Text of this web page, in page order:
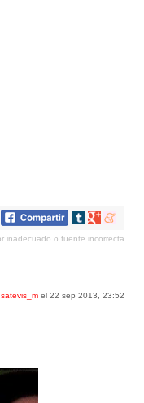
Compartir
tumblr
Compartir
Google+
Compartir
meneame
inadecuado o fuente incorrecta
satevis_m el 22 sep 2013, 23:52